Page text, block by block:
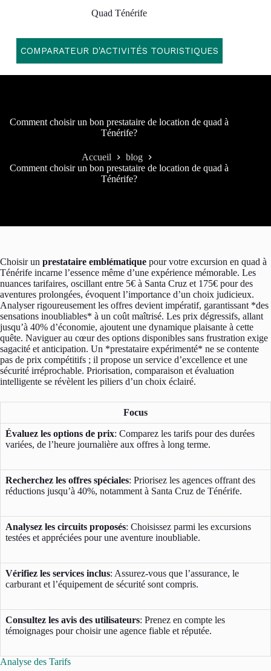
Quad Ténérife
COMPARATEUR D'ACTIVITÉS TOURISTIQUES
Comment choisir un bon prestataire de location de quad à
Ténérife?
Accueil
blog
Comment choisir un bon prestataire de location de quad à
Ténérife?
Choisir un prestataire emblématique pour votre excursion en quad à
Ténérife incarne l’essence même d’une expérience mémorable. Les
nuances tarifaires, oscillant entre 5€ à Santa Cruz et 175€ pour des
aventures prolongées, évoquent l’importance d’un choix judicieux.
Analyser rigoureusement les offres devient impératif, garantissant *des
sensations inoubliables* à un coût maîtrisé. Les prix dégressifs, allant
jusqu’à 40% d’économie, ajoutent une dynamique plaisante à cette
quête. Naviguer au cœur des options disponibles sans frustration exige
sagacité et anticipation. Un *prestataire expérimenté* ne se contente
pas de prix compétitifs ; il propose un service d’excellence et une
sécurité irréprochable. Priorisation, comparaison et évaluation
intelligente se révèlent les piliers d’un choix éclairé.
Focus
Évaluez les options de prix: Comparez les tarifs pour des durées
variées, de l’heure journalière aux offres à long terme.
Recherchez les offres spéciales: Priorisez les agences offrant des
réductions jusqu’à 40%, notamment à Santa Cruz de Ténérife.
Analysez les circuits proposés: Choisissez parmi les excursions
testées et appréciées pour une aventure inoubliable.
Vérifiez les services inclus: Assurez-vous que l’assurance, le
carburant et l’équipement de sécurité sont compris.
Consultez les avis des utilisateurs: Prenez en compte les
témoignages pour choisir une agence fiable et réputée.
Analyse des Tarifs